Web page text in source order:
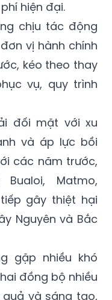
vị hành chính
kéo theo thay
vụ, quy trình
đối mặt với xu
và áp lực bồi
các năm trước,
Matmo,
tiếp gây thiệt hại
Nguyên và Bắc
gặp nhiều khó
đồng bộ nhiều
quả và sáng tạo,
quả kinh doanh